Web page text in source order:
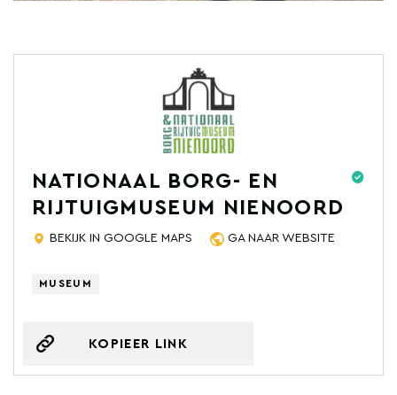
NATIONAAL BORG- EN
RIJTUIGMUSEUM NIENOORD
BEKIJK IN GOOGLE MAPS GA NAAR WEBSITE
MUSEUM
KOPIEER LINK